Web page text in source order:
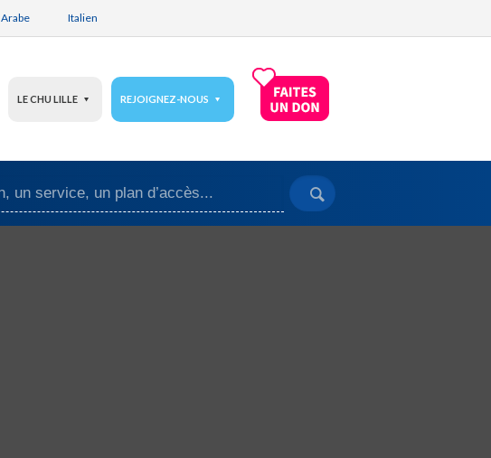
Arabe Italien
LE CHU LILLE REJOIGNEZ-NOUS